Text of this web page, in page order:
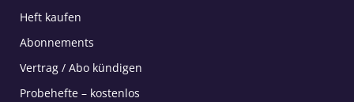
Heft kaufen
Abonnements
Vertrag / Abo kündigen
Probehefte – kostenlos